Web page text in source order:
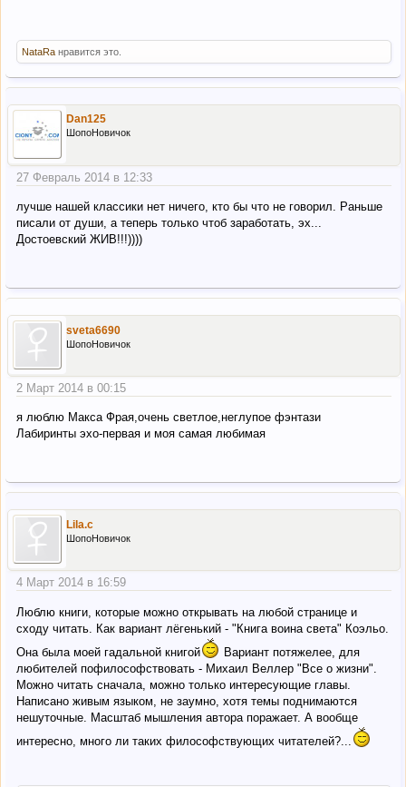
NataRa нравится это.
Dan125
ШопоНовичок
27 Февраль 2014 в 12:33
лучше нашей классики нет ничего, кто бы что не говорил. Раньше
писали от души, а теперь только чтоб заработать, эх...
Достоевский ЖИВ!!!))))
sveta6690
ШопоНовичок
2 Март 2014 в 00:15
я люблю Макса Фрая,очень светлое,неглупое фэнтази
Лабиринты эхо-первая и моя самая любимая
Lila.c
ШопоНовичок
4 Март 2014 в 16:59
Люблю книги, которые можно открывать на любой странице и
сходу читать. Как вариант лёгенький - "Книга воина света" Коэльо.
Она была моей гадальной книгой
Вариант потяжелее, для
любителей пофилософствовать - Михаил Веллер "Все о жизни".
Можно читать сначала, можно только интересующие главы.
Написано живым языком, не заумно, хотя темы поднимаются
нешуточные. Масштаб мышления автора поражает. А вообще
интересно, много ли таких философствующих читателей?...